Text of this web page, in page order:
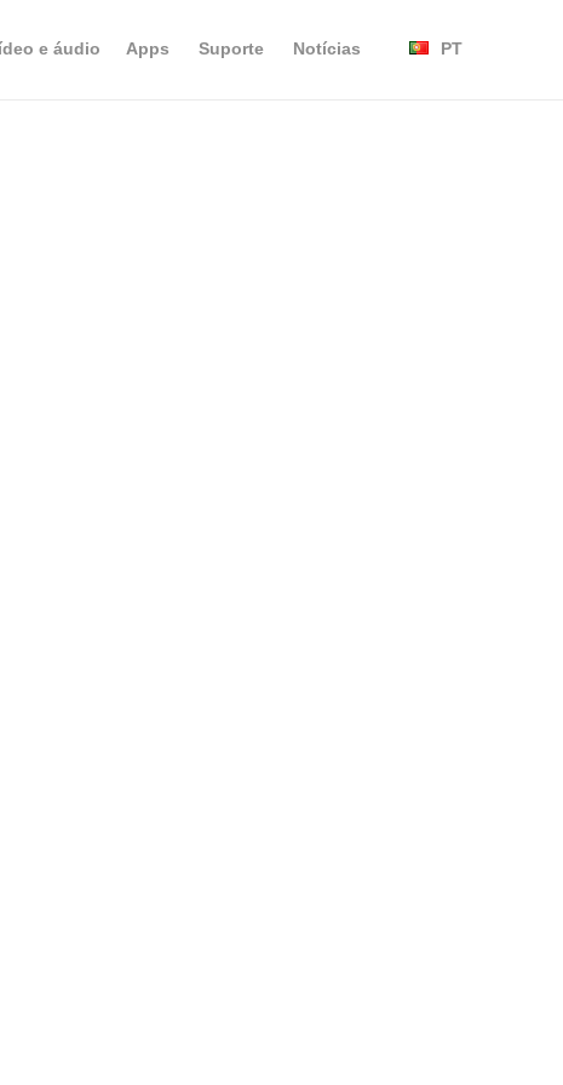
e áudio Apps Suporte Notícias PT